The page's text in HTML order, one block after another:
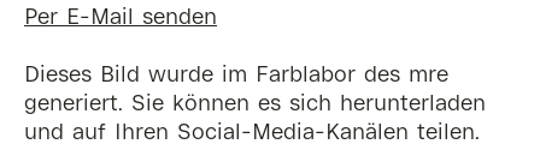
Per E-Mail senden
Dieses Bild wurde im Farblabor des mre
generiert. Sie können es sich herunterladen
und auf Ihren Social-Media-Kanälen teilen.